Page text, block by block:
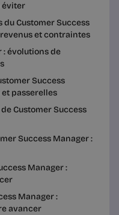
éviter
Customer Success
et contraintes
: évolutions de
Success
passerelles
Customer Success
Success Manager :
Manager :
Manager :
avancer